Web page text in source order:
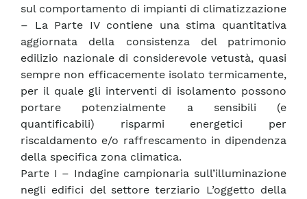
sul comportamento di impianti di climatizzazione
– La Parte IV contiene una stima quantitativa
aggiornata della consistenza del patrimonio
edilizio nazionale di considerevole vetustà, quasi
sempre non efficacemente isolato termicamente,
per il quale gli interventi di isolamento possono
portare potenzialmente a sensibili (e
quantificabili) risparmi energetici per
riscaldamento e/o raffrescamento in dipendenza
della specifica zona climatica.
Parte I – Indagine campionaria sull’illuminazione
negli edifici del settore terziario L’oggetto della